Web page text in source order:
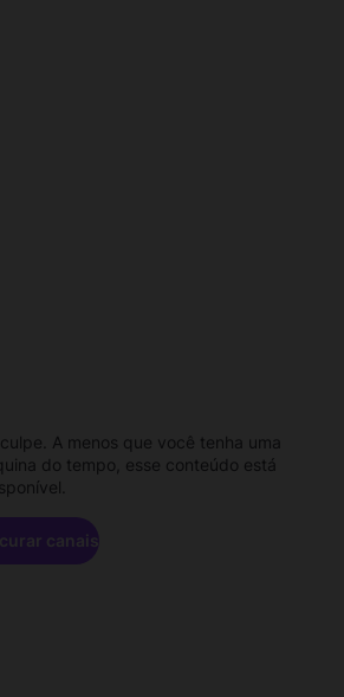
A menos que você tenha uma
do tempo, esse conteúdo está
canais